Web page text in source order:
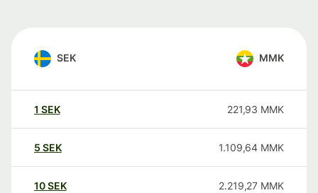
SEK MMK
1 SEK 221,93 MMK
5 SEK 1.109,64 MMK
10SEK 2.219,27 MMK